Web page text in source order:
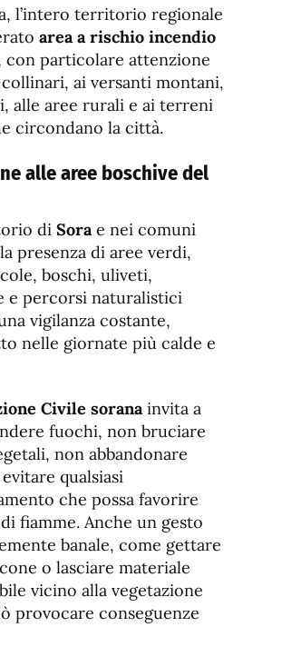
l’intero territorio regionale
area a rischio incendio
con particolare attenzione
ai versanti montani,
alle aree rurali e ai terreni
circondano la città.
alle aree boschive del
di Sora e nei comuni
presenza di aree verdi,
boschi, uliveti,
e percorsi naturalistici
vigilanza costante,
nelle giornate più calde e
Civile sorana invita a
fuochi, non bruciare
non abbandonare
qualsiasi
che possa favorire
fiamme. Anche un gesto
banale, come gettare
o lasciare materiale
vicino alla vegetazione
provocare conseguenze